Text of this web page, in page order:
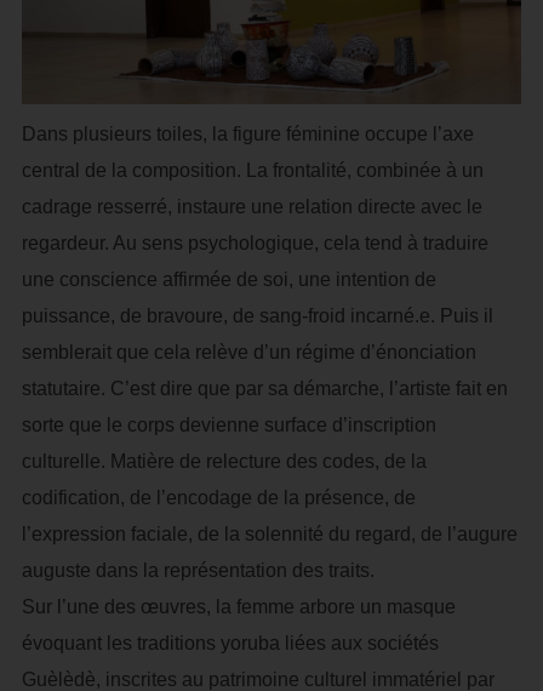
Dans plusieurs toiles, la figure féminine occupe l’axe
central de la composition. La frontalité, combinée à un
cadrage resserré, instaure une relation directe avec le
regardeur. Au sens psychologique, cela tend à traduire
une conscience affirmée de soi, une intention de
puissance, de bravoure, de sang-froid incarné.e. Puis il
semblerait que cela relève d’un régime d’énonciation
statutaire. C’est dire que par sa démarche, l’artiste fait en
sorte que le corps devienne surface d’inscription
culturelle. Matière de relecture des codes, de la
codification, de l’encodage de la présence, de
l’expression faciale, de la solennité du regard, de l’augure
auguste dans la représentation des traits.
Sur l’une des œuvres, la femme arbore un masque
évoquant les traditions yoruba liées aux sociétés
Guèlèdè, inscrites au patrimoine culturel immatériel par